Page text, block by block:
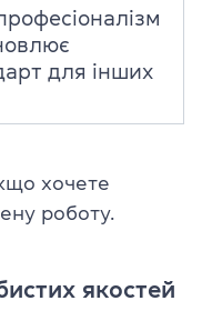
для інших
хочете
роботу.
якостей